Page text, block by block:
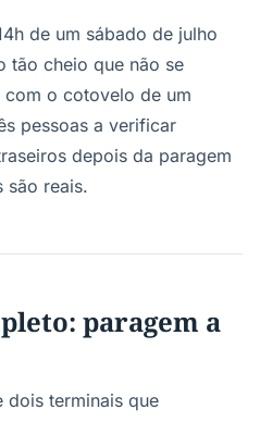
de um sábado de julho
tão cheio que não se
com o cotovelo de um
pessoas a verificar
depois da paragem
são reais.
paragem a
dois terminais que